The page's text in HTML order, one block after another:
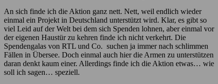
An sich finde ich die Aktion ganz nett. Nett, weil endlich wieder
einmal ein Projekt in Deutschland unterstützt wird. Klar, es gibt so
viel Leid auf der Welt bei dem sich Spenden lohnen, aber einmal vor
der eigenen Haustür zu kehren finde ich nicht verkehrt. Die
Spendengalas von RTL und Co. suchen ja immer nach schlimmen
Fällen in Übersee. Doch einmal auch hier die Armen zu unterstützen
daran denkt kaum einer. Allerdings finde ich die Aktion etwas… wie
soll ich sagen… speziell.